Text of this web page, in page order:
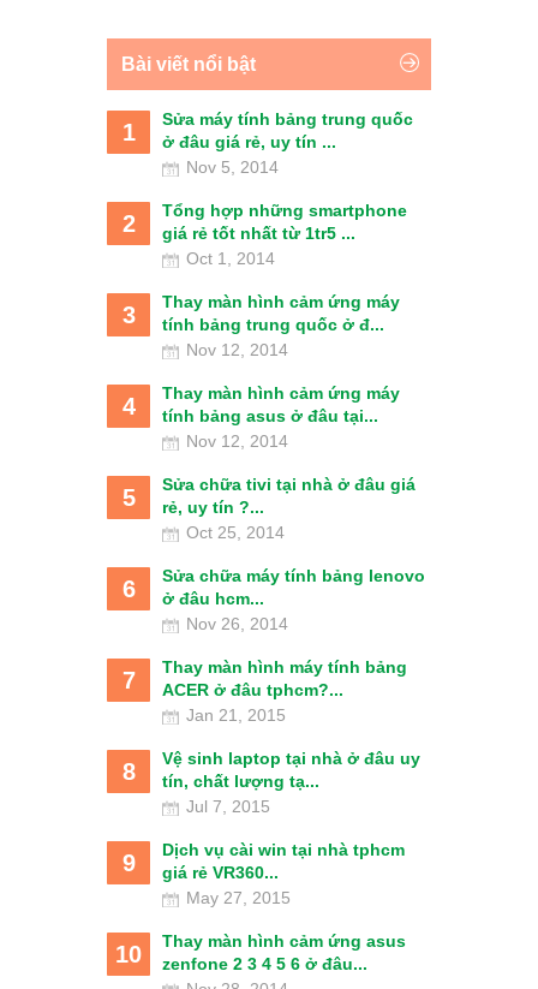
Bài viết nổi bật
1
Sửa máy tính bảng trung quốc
ở đâu giá rẻ, uy tín ...
Nov 5, 2014
2
Tổng hợp những smartphone
giá rẻ tốt nhất từ 1tr5 ...
Oct 1, 2014
3
Thay màn hình cảm ứng máy
tính bảng trung quốc ở đ...
Nov 12, 2014
4
Thay màn hình cảm ứng máy
tính bảng asus ở đâu tại...
Nov 12, 2014
5
Sửa chữa tivi tại nhà ở đâu giá
rẻ, uy tín ?...
Oct 25, 2014
6
Sửa chữa máy tính bảng lenovo
ở đâu hcm...
Nov 26, 2014
7
Thay màn hình máy tính bảng
ACER ở đâu tphcm?...
Jan 21, 2015
8
Vệ sinh laptop tại nhà ở đâu uy
tín, chất lượng tạ...
Jul 7, 2015
9
Dịch vụ cài win tại nhà tphcm
giá rẻ VR360...
May 27, 2015
10
Thay màn hình cảm ứng asus
zenfone 2 3 4 5 6 ở đâu...